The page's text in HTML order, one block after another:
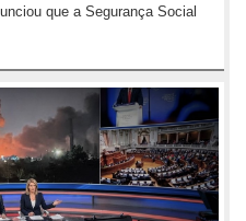
que a Segurança Social